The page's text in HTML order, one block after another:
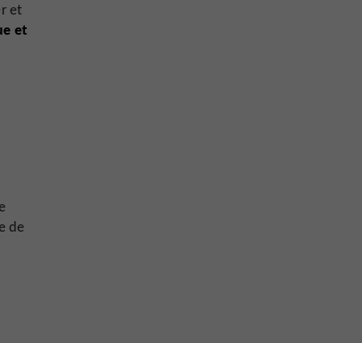
et
et
de